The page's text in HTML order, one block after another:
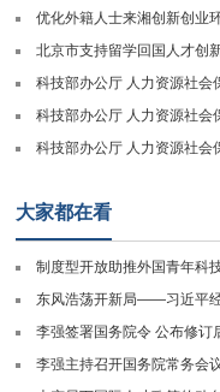
优化外籍人士来湘创新创业
北京市支持留学回国人才创
大家都在看
制度型开放助推外国青年科
李强签署国务院令 公布修订